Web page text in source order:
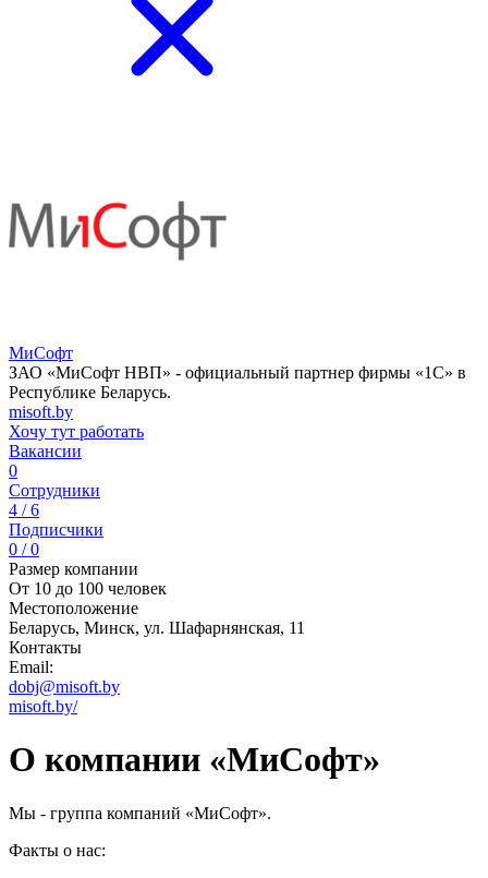
МиСофт
ЗАО «МиСофт НВП» - официальный партнер фирмы «1С» в
Республике Беларусь.
misoft.by
Хочу тут работать
Вакансии
0
Сотрудники
4 / 6
Подписчики
0 / 0
Размер компании
От 10 до 100 человек
Местоположение
Беларусь, Минск, ул. Шафарнянская, 11
Контакты
Email:
dobj@misoft.by
misoft.by/
О компании «МиСофт»
Мы - группа компаний «МиСофт».
Факты о нас: